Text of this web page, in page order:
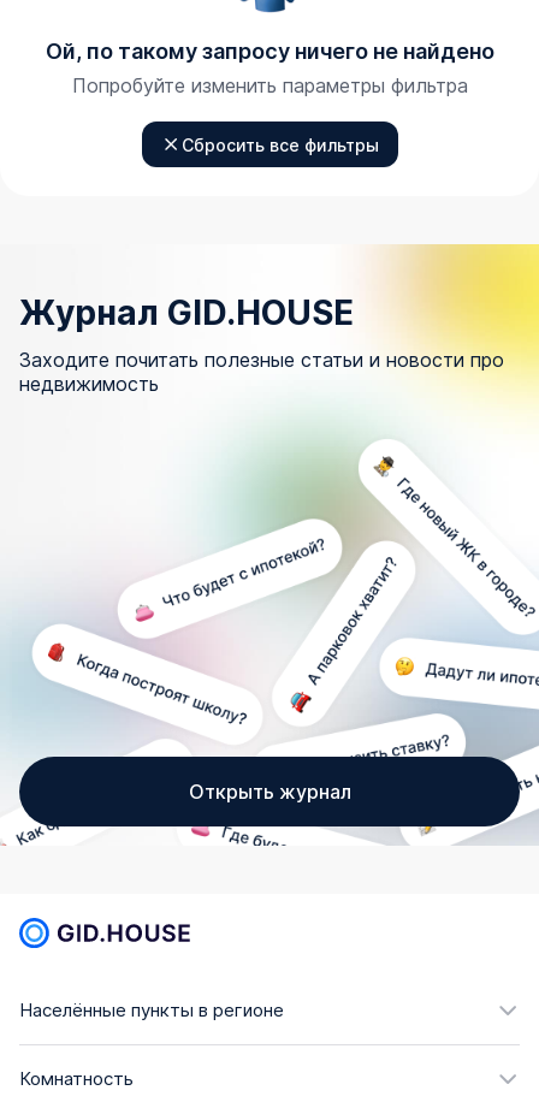
Ой, по такому запросу ничего не найдено
Попробуйте изменить параметры фильтра
Сбросить все фильтры
Журнал GID.HOUSE
Заходите почитать полезные статьи и новости про
недвижимость
Открыть журнал
Населённые пункты в регионе
Комнатность